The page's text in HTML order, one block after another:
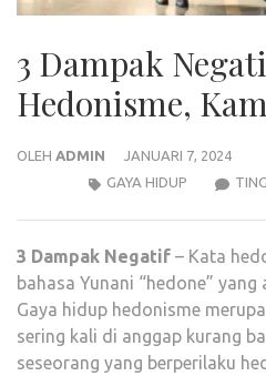
3 Dampak
Hedonisme,
OLEH ADMIN
JANUARI 7, 2024
GAYA HIDUP
3 Dampak Negatif – Kata
bahasa Yunani “hedone”
Gaya hidup hedonisme
sering kali di anggap kurang
seseorang yang berperilaku